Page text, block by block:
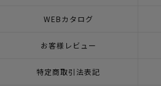
WEBカタログ
お客様レビュー
特定商取引法表記